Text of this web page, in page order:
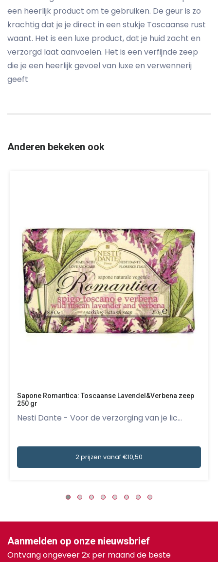
een heerlijk product om te gebruiken. De geur is zo
krachtig dat je je direct in een stukje Toscaanse rust
waant. Het is een luxe product, dat je huid zacht en
verzorgd laat aanvoelen. Het is een verfijnde zeep
die je een heerlijk gevoel van luxe en verwennerij
geeft
Anderen bekeken ook
Sapone Romantica: Toscaanse Lavendel&Verbena zeep
250 gr
Nesti Dante - Voor de verzorging van je lic...
2 prijzen vanaf €10,50
Aanmelden op onze nieuwsbrief
Ontvang ongeveer 2x per maand de beste